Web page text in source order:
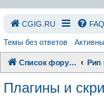
СGIG.RU FAQ
Темы без ответов
Список форумов
Плагины и